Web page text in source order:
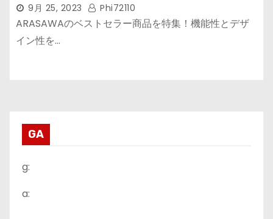
9月 25, 2023 Phi72110
ARASAWAのベストセラー商品を特集！機能性とデザ
イン性を…
GA
g:
a: